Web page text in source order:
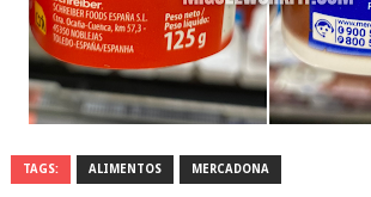
TAGS: ALIMENTOS MERCADONA